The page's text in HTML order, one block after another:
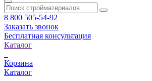
8 800 505-54-92
Заказать звонок
Бесплатная консультация
Каталог
Корзина
Каталог